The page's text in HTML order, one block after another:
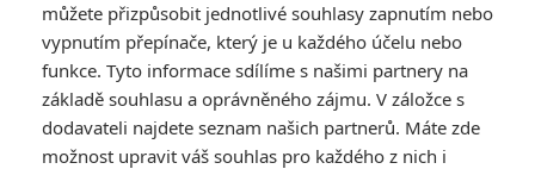
Fjord: Avenger Sebastian
Stan se v novém filmu
změnil zcela k nepoznání
můžete přizpůsobit jednotlivé souhlasy zapnutím nebo
vypnutím přepínače, který je u každého účelu nebo
funkce. Tyto informace sdílíme s našimi partnery na
základě souhlasu a oprávněného zájmu. V záložce s
dodavateli najdete seznam našich partnerů. Máte zde
možnost upravit váš souhlas pro každého z nich i